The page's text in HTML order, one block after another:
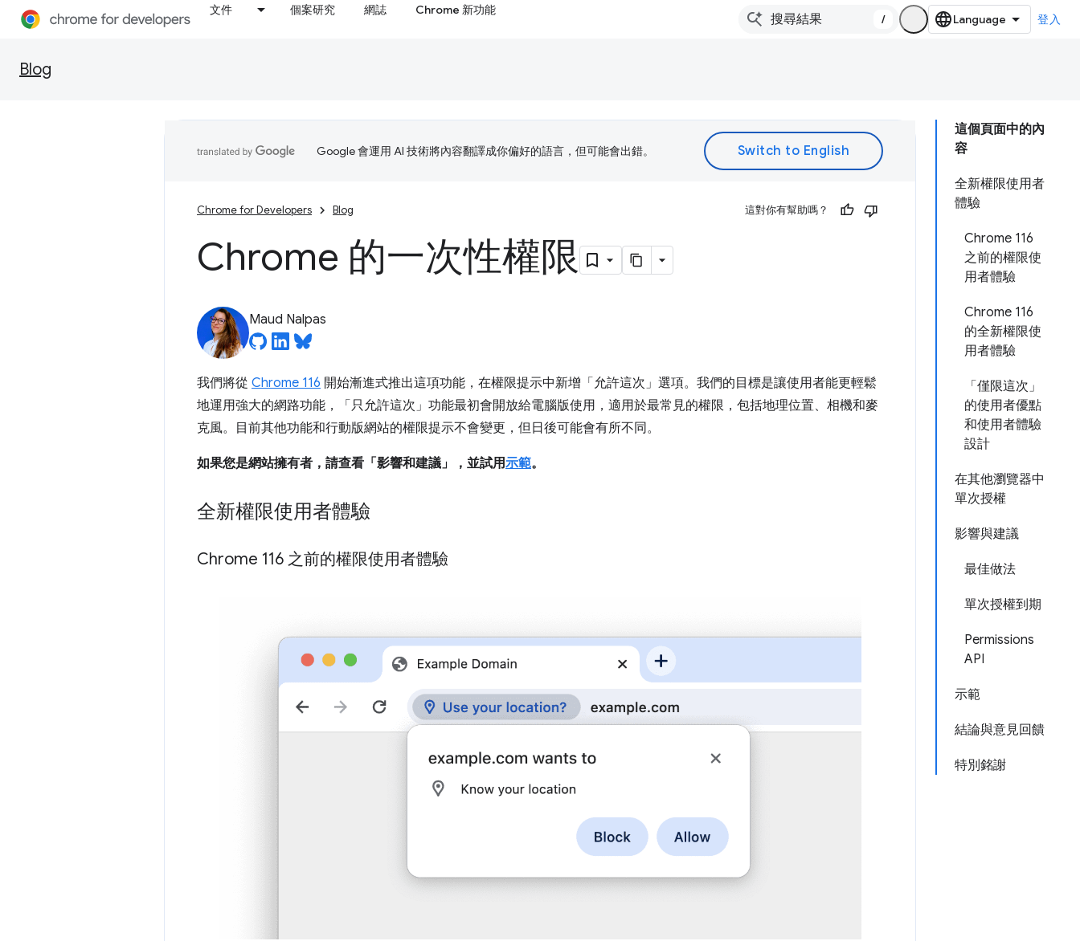
文件 個案研究 網誌 Chrome 新功能
/ 登入
Blog
這個頁面中的內
容
全新權限使用者
體驗
Chrome 116
之前的權限使
用者體驗
Chrome 116
的全新權限使
用者體驗
「僅限這次」
的使用者優點
和使用者體驗
設計
在其他瀏覽器中
單次授權
影響與建議
最佳做法
單次授權到期
Permissions
API
示範
結論與意見回饋
特別銘謝
Google 會運用 AI 技術將內容翻譯成你偏好的語言，但可能會出錯。
Chrome for Developers Blog 這對你有幫助嗎？
Chrome 的一次性權限
Maud Nalpas
我們將從 Chrome 116 開始漸進式推出這項功能，在權限提示中新增「允許這次」 選項。我們的目標是讓使用者能更輕鬆
地運用強大的網路功能，「只允許這次」 功能最初會開放給電腦版使用，適用於最常見的權限，包括地理位置、相機和麥
克風。目前其他功能和行動版網站的權限提示不會變更，但日後可能會有所不同。
如果您是網站擁有者，請查看「影響和建議」 ，並試用示範。
全新權限使用者體驗
Chrome 116 之前的權限使用者體驗